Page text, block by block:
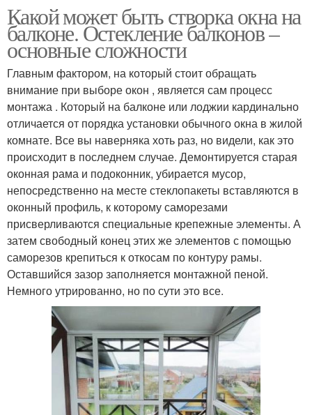
Какой может быть створка окна на
балконе. Остекление балконов –
основные сложности
Главным фактором, на который стоит обращать
внимание при выборе окон , является сам процесс
монтажа . Который на балконе или лоджии кардинально
отличается от порядка установки обычного окна в жилой
комнате. Все вы наверняка хоть раз, но видели, как это
происходит в последнем случае. Демонтируется старая
оконная рама и подоконник, убирается мусор,
непосредственно на месте стеклопакеты вставляются в
оконный профиль, к которому саморезами
присверливаются специальные крепежные элементы. А
затем свободный конец этих же элементов с помощью
саморезов крепиться к откосам по контуру рамы.
Оставшийся зазор заполняется монтажной пеной.
Немного утрированно, но по сути это все.